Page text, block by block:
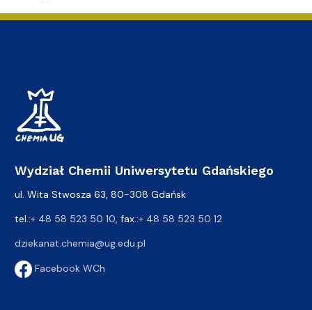
Wydział Chemii Uniwersytetu Gdańskiego
ul. Wita Stwosza 63, 80-308 Gdańsk
tel.:+ 48 58 523 50 10 , fax.:+ 48 58 523 50 12
dziekanat.chemia@ug.edu.pl
Facebook WCh